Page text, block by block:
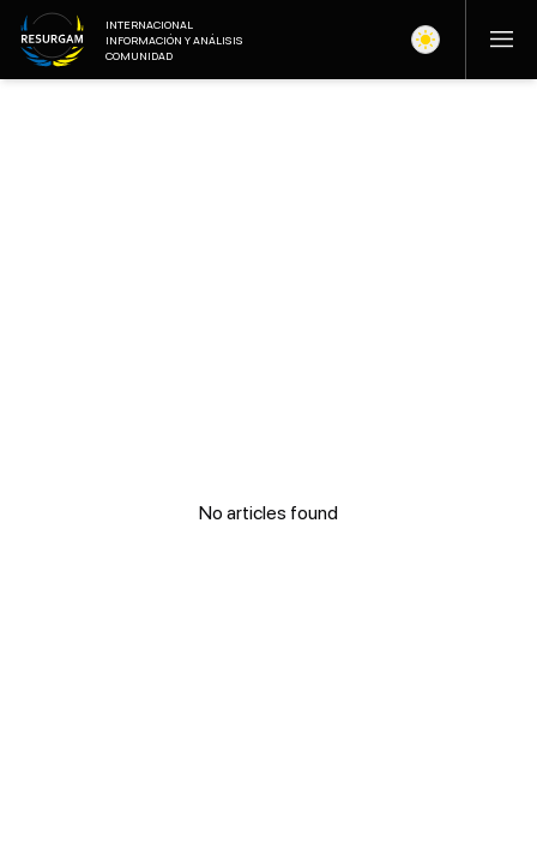
INTERNACIONAL
INFORMACIÓN Y ANÁLISIS
COMUNIDAD
No articles found